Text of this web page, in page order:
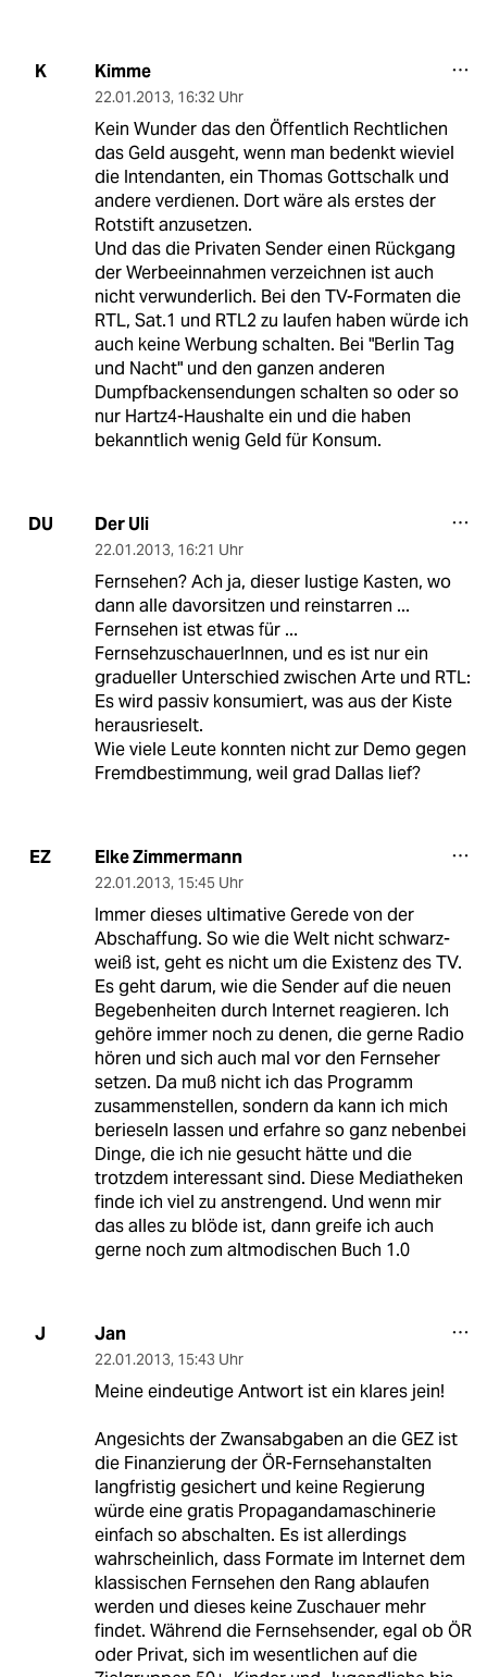
K Kimme
22.01.2013, 16:32 Uhr
Kein Wunder das den Öffentlich Rechtlichen
das Geld ausgeht, wenn man bedenkt wieviel
die Intendanten, ein Thomas Gottschalk und
andere verdienen. Dort wäre als erstes der
Rotstift anzusetzen.
Und das die Privaten Sender einen Rückgang
der Werbeeinnahmen verzeichnen ist auch
nicht verwunderlich. Bei den TV-Formaten die
RTL, Sat.1 und RTL2 zu laufen haben würde ich
auch keine Werbung schalten. Bei "Berlin Tag
und Nacht" und den ganzen anderen
Dumpfbackensendungen schalten so oder so
nur Hartz4-Haushalte ein und die haben
bekanntlich wenig Geld für Konsum.
DU Der Uli
22.01.2013, 16:21 Uhr
Fernsehen? Ach ja, dieser lustige Kasten, wo
dann alle davorsitzen und reinstarren ...
Fernsehen ist etwas für ...
FernsehzuschauerInnen, und es ist nur ein
gradueller Unterschied zwischen Arte und RTL:
Es wird passiv konsumiert, was aus der Kiste
herausrieselt.
Wie viele Leute konnten nicht zur Demo gegen
Fremdbestimmung, weil grad Dallas lief?
EZ Elke Zimmermann
22.01.2013, 15:45 Uhr
Immer dieses ultimative Gerede von der
Abschaffung. So wie die Welt nicht schwarz-
weiß ist, geht es nicht um die Existenz des TV.
Es geht darum, wie die Sender auf die neuen
Begebenheiten durch Internet reagieren. Ich
gehöre immer noch zu denen, die gerne Radio
hören und sich auch mal vor den Fernseher
setzen. Da muß nicht ich das Programm
zusammenstellen, sondern da kann ich mich
berieseln lassen und erfahre so ganz nebenbei
Dinge, die ich nie gesucht hätte und die
trotzdem interessant sind. Diese Mediatheken
finde ich viel zu anstrengend. Und wenn mir
das alles zu blöde ist, dann greife ich auch
gerne noch zum altmodischen Buch 1.0
J Jan
22.01.2013, 15:43 Uhr
Meine eindeutige Antwort ist ein klares jein!
Angesichts der Zwansabgaben an die GEZ ist
die Finanzierung der ÖR-Fernsehanstalten
langfristig gesichert und keine Regierung
würde eine gratis Propagandamaschinerie
einfach so abschalten. Es ist allerdings
wahrscheinlich, dass Formate im Internet dem
klassischen Fernsehen den Rang ablaufen
werden und dieses keine Zuschauer mehr
findet. Während die Fernsehsender, egal ob ÖR
oder Privat, sich im wesentlichen auf die